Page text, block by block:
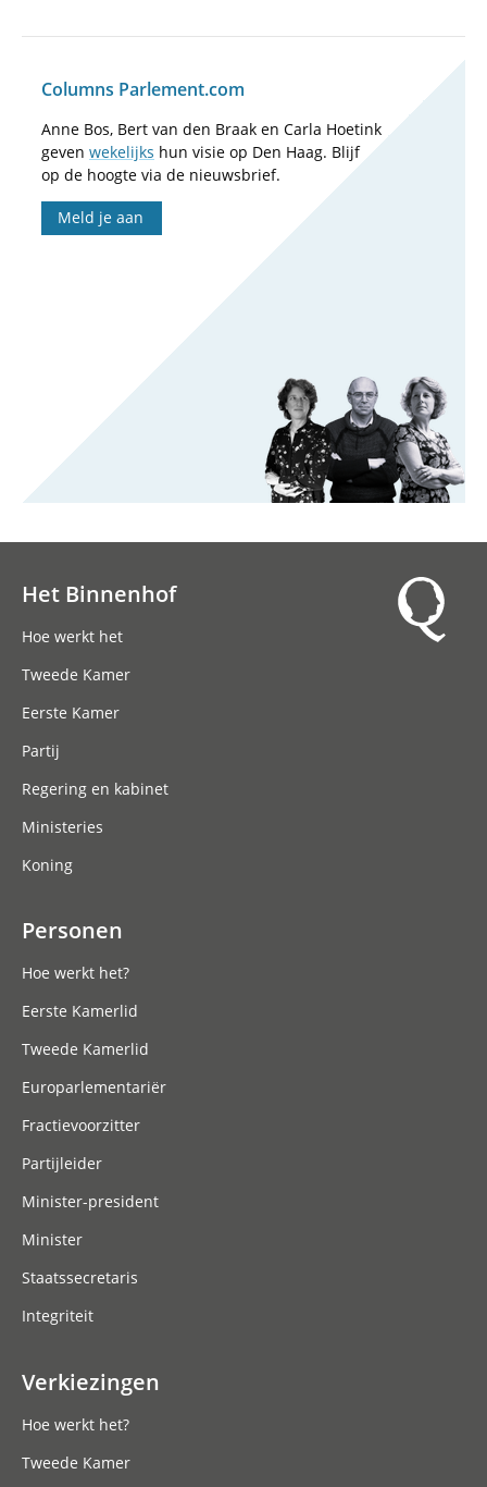
Columns Parlement.com
Anne Bos, Bert van den Braak en Carla Hoetink
geven wekelijks hun visie op Den Haag. Blijf
op de hoogte via de nieuwsbrief.
Meld je aan
Het Binnenhof
Hoe werkt het
Tweede Kamer
Eerste Kamer
Partij
Regering en kabinet
Ministeries
Koning
Personen
Hoe werkt het?
Eerste Kamerlid
Tweede Kamerlid
Europarlementariër
Fractievoorzitter
Partijleider
Minister-president
Minister
Staatssecretaris
Integriteit
Verkiezingen
Hoe werkt het?
Tweede Kamer